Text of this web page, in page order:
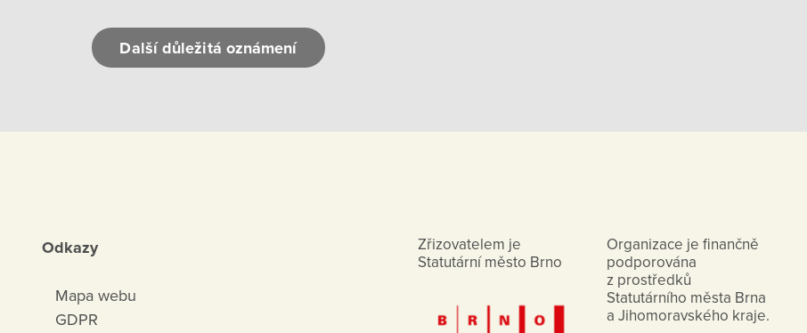
Další důležitá oznámení
Odkazy
Mapa webu
GDPR
Zřizovatelem je
Statutární město Brno
Organizace je finančně
podporována
z prostředků
Statutárního města Brna
a Jihomoravského kraje.